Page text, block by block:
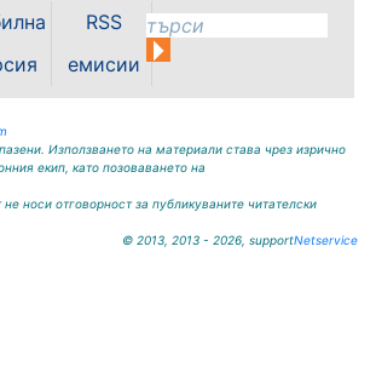
и Валентина
беше реализирана
инициатива, която
радост...
RSS
емисии
Използването на материали става чрез изрично
екип, като позоваването на
носи отговорност за публикуваните читателски
© 2013, 2013 - 2026, supportNetservice